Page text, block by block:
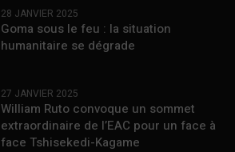
28 JANVIER 2025
Goma sous le feu : la situation
humanitaire se dégrade
27 JANVIER 2025
William Ruto convoque un sommet
extraordinaire de l’EAC pour un face à
face Tshisekedi-Kagame